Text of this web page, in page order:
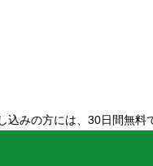
込みの方には、30日間無料